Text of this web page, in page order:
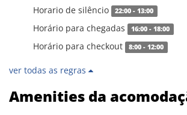
Horario de silêncio 22:00 - 13:00
Horário para chegadas 16:00 - 18:00
Horário para checkout 8:00 - 12:00
ver todas as regras
Amenities da